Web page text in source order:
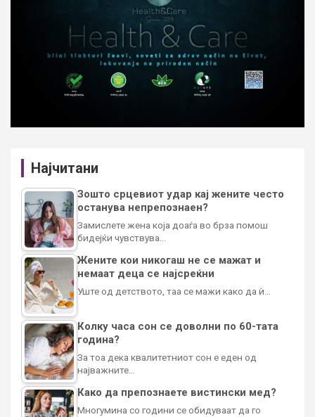
Најчитани
Зошто срцевиот удар кај жените често
останува непрепознаен?
Замислете жена која доаѓа во брза помош
бидејќи чувствува…
Жените кои никогаш не се мажат и
немаат деца се најсреќни
Уште од детството, таа се мажи како да ѝ…
Колку часа сон се доволни по 60-тата
година?
За тоа дека квалитетниот сон е еден од
најважните…
Како да препознаете вистински мед?
Многумина со години се обидуваат да го